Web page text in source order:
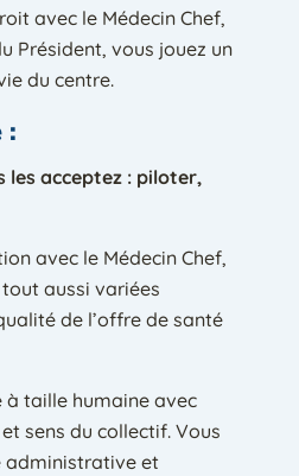
avec le Médecin Chef,
Président, vous jouez un
du centre.
:
les acceptez : piloter,
avec le Médecin Chef,
aussi variées
de l’offre de santé
à taille humaine avec
sens du collectif. Vous
administrative et